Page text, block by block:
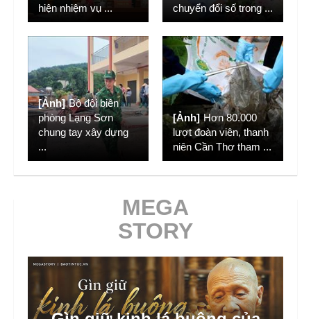
hiện nhiệm vụ...
chuyển đổi số trong...
[Ảnh] Bộ đội biên
phòng Lạng Sơn
chung tay xây dựng
...
[Ảnh] Hơn 80.000
lượt đoàn viên, thanh
niên Cần Thơ tham ...
MEGA
STORY